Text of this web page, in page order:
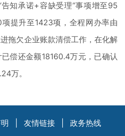
知承诺+容缺受理”事项增至95
提升至1423项，全程网办率由
拖欠企业账款清偿工作，在化解
偿还金额18160.4万元，已确认
万。
友情链接 政务热线